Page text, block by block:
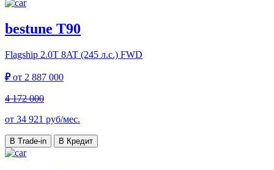
bestune T90
Flagship 2.0T 8AT (245 л.с.) FWD
₽от 2 887 000
4 172 000
от 34 921 руб/мес.
В Trade-in В Кредит